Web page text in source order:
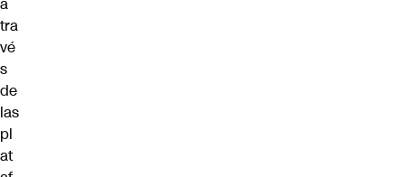
tra
vé
s
de
las
pl
at